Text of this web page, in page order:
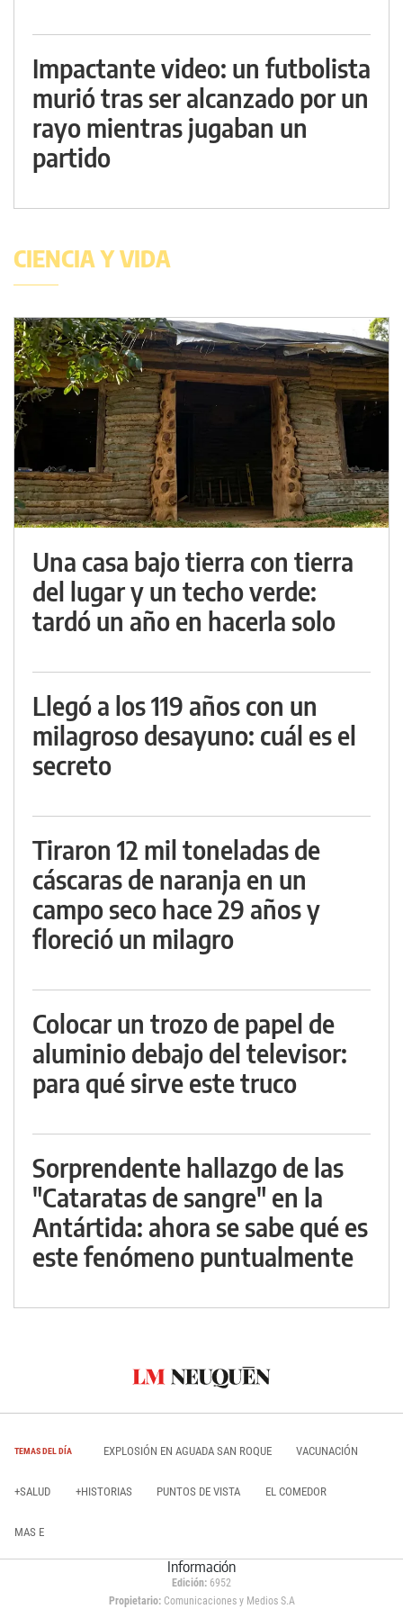
Impactante video: un futbolista
murió tras ser alcanzado por un
rayo mientras jugaban un
partido
CIENCIA Y VIDA
Una casa bajo tierra con tierra
del lugar y un techo verde:
tardó un año en hacerla solo
Llegó a los 119 años con un
milagroso desayuno: cuál es el
secreto
Tiraron 12 mil toneladas de
cáscaras de naranja en un
campo seco hace 29 años y
floreció un milagro
Colocar un trozo de papel de
aluminio debajo del televisor:
para qué sirve este truco
Sorprendente hallazgo de las
"Cataratas de sangre" en la
Antártida: ahora se sabe qué es
este fenómeno puntualmente
TEMAS DEL DÍA EXPLOSIÓN EN AGUADA SAN ROQUE VACUNACIÓN
+SALUD +HISTORIAS PUNTOS DE VISTA EL COMEDOR
MAS E
Información
Edición: 6952
Propietario:Comunicaciones y Medios S.A